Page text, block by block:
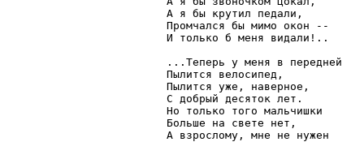
А я бы крутил педали,
Промчался бы мимо окон --
И только б меня видали!..
...Теперь у меня в передней
Пылится велосипед,
Пылится уже, наверное,
С добрый десяток лет.
Но только того мальчишки
Больше на свете нет,
А взрослому, мне не нужен